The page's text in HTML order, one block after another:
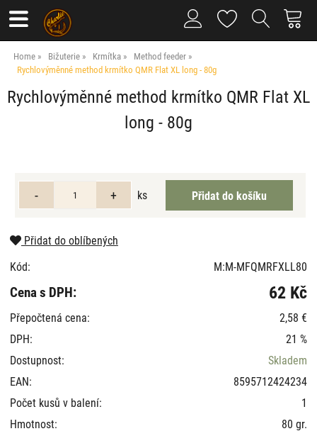
Home Bižuterie Krmítka
Method feeder
Rychlovýměnné method krmítko QMR Flat XL long - 80g
Rychlovýměnné method krmítko QMR Flat XL
long - 80g
ks
Přidat do oblíbených
Kód:
M:M-MFQMRFXLL80
Cena s DPH: 62 Kč
Přepočtená cena:
2,58 €
DPH:
21 %
Dostupnost:
Skladem
EAN:
8595712424234
Počet kusů v balení:
1
Hmotnost:
80 gr.